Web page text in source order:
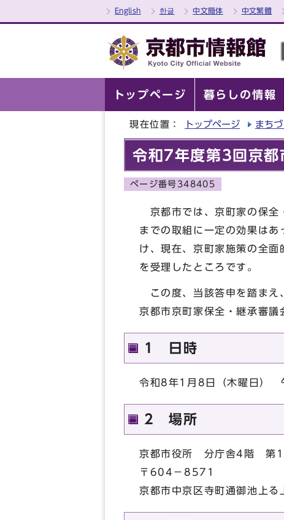
English 한글 中文簡体 中文繁體
トップページ 暮らしの情報
現在位置： トップページ まちづ
令和7年度第3回京都
ページ番号348405
京都市では、京町家の保全
までの取組に一定の効果は
け、現在、京町家施策の全
を受理したところです。
この度、当該答申を踏まえ
京都市京町家保全・継承審議
1 日時
令和8年1月8日（木曜日）
2 場所
京都市役所 分庁舎4階 第1
〒604－8571
京都市中京区寺町通御池上